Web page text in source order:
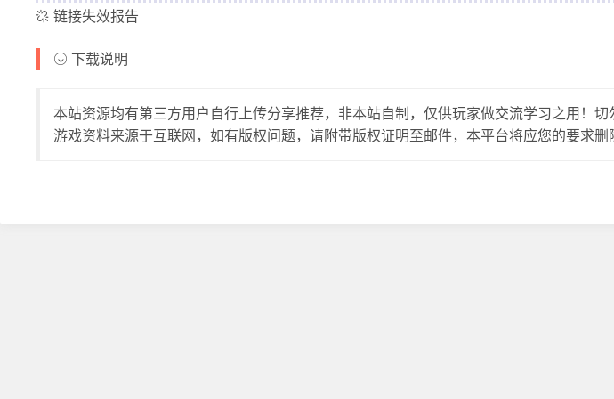
链接失效报告
下载说明
本站资源均有第三方用户自行上传分享推荐，非本站自制，仅供玩家做交流学习之用！切
游戏资料来源于互联网，如有版权问题，请附带版权证明至邮件，本平台将应您的要求